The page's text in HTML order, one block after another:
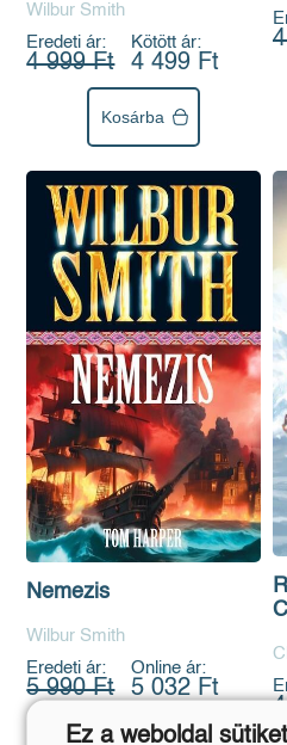
Wilbur Smith
Eredeti ár:
4 999 Ft
Kötött ár:
4 499 Ft
Kosárba
Nemezis
Wilbur Smith
Eredeti ár:
5 990 Ft
Online ár:
5 032 Ft
Ez a weboldal